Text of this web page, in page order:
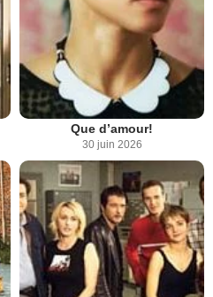
Que d’amour!
30 juin 2026